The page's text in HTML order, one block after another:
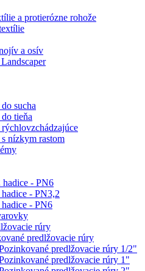
a protierózne rohože
a osív
sucha
tieňa
nízkym rastom
- PN6
- PN3,2
- PN6
rúry
predlžovacie rúry
predlžovacie rúry 1/2"
predlžovacie rúry 1"